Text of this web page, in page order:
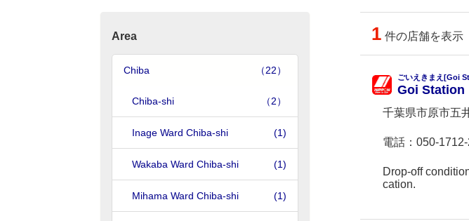
Area
Chiba （22）
Chiba-shi （2）
Inage Ward Chiba-shi (1)
Wakaba Ward Chiba-shi (1)
Mihama Ward Chiba-shi (1)
1 件の店舗を表示
ごいえきまえ[Goi
Goi Station
千葉県市原市五
電話： 050-
Drop-off
cation.